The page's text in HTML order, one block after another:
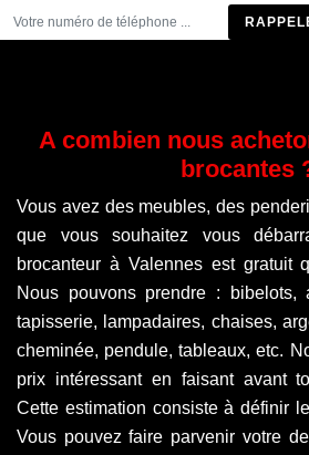
A combien nous
brocantes
Vous avez des meubles, des
que vous souhaitez vous
brocanteur à Valennes est gratuit
Nous pouvons prendre : bibelots,
tapisserie, lampadaires, chaises,
cheminée, pendule, tableaux, etc.
prix intéressant en faisant avant
Cette estimation consiste à définir
Vous pouvez faire parvenir votre